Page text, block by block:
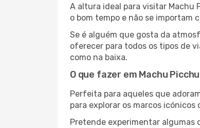
A altura ideal para visitar Machu
o bom tempo e não se importam
Se é alguém que gosta da
oferecer para todos os tipos de
como na baixa.
O que fazer em Machu
Perfeita para aqueles que
para explorar os marcos
Pretende experimentar algumas